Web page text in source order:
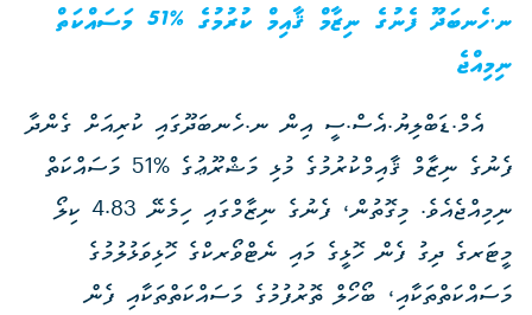
ނ.ހެނބަދޫ ފެނުގެ ނިޒާމް ޤާއިމް ކުރުމުގެ %51 މަސައްކަތް
ނިމިއްޖެ
އެމް.ޑަބްލިޔު.އެސް.ސީ އިން ނ.ހެނބަދޫގައި ކުރިއަށް ގެންދާ
ފެނުގެ ނިޒާމް ޤާއިމްކުރުމުގެ މުޅި މަޝްރޫޢުގެ %51 މަސައްކަތް
ނިމިއްޖެއެވެ. މިގޮތުން، ފެނުގެ ނިޒާމްގައި ހިމެނޭ 4.83 ކިލޯ
މީޓަރގެ ދިގު ފެން ހޮޅީގެ މައި ނެޓްވޯރކްގެ ހޮޅިވަޅުލުމުގެ
މަސައްކަތްތަކާއި، ބޯހޯލް ތޮރުފުމުގެ މަސައްކަތްތަކާއި ފެން